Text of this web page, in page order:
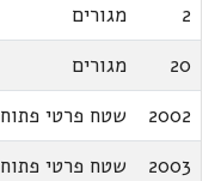
2
מגורים
20
מגורים
2002
שטח פרטי פתוח
2003
שטח פרטי פתוח